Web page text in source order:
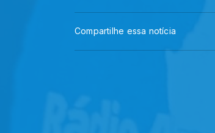
Compartilhe essa notícia